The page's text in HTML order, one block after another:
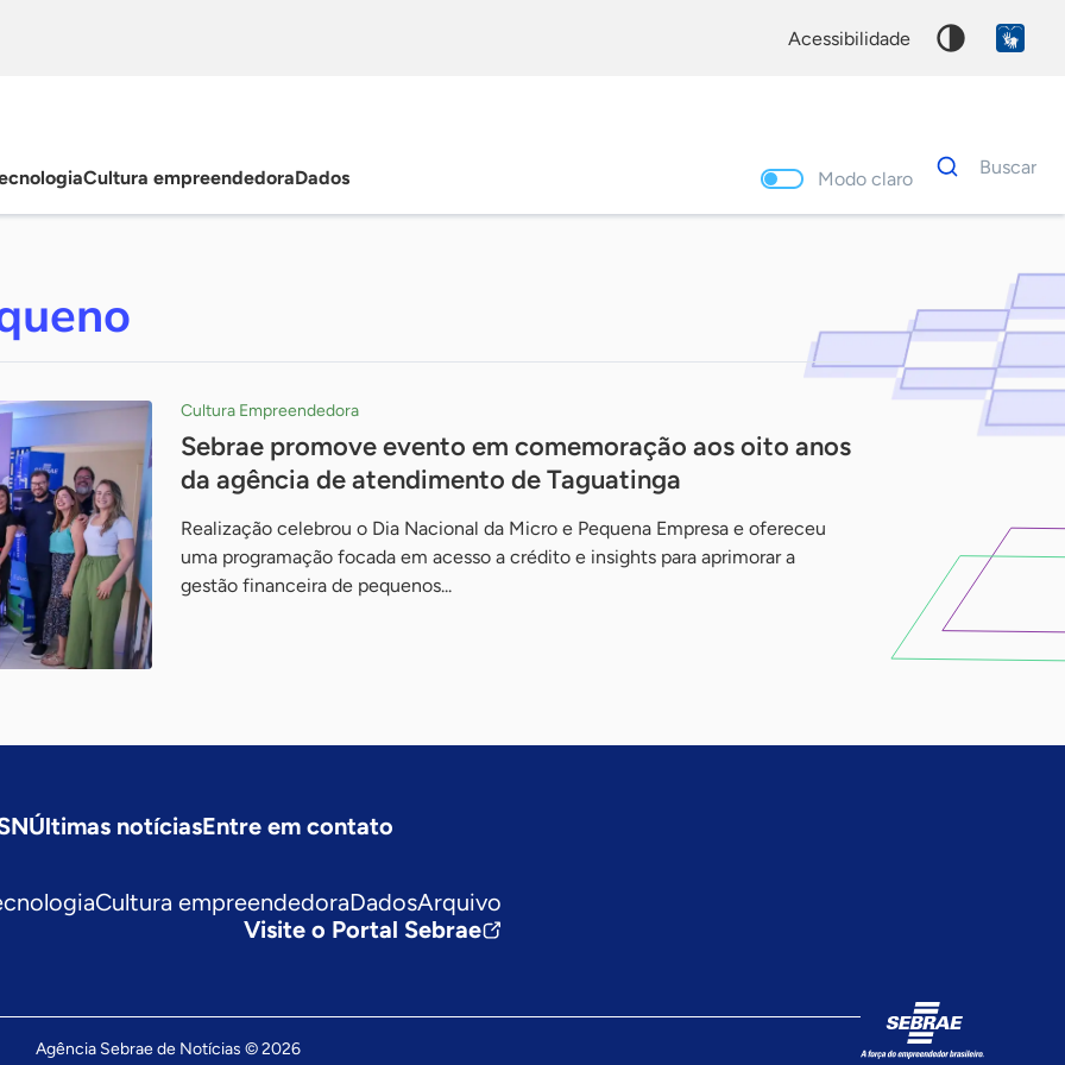
acessibilidade
Cultura empreendedoraDados Modo claro
Dados
para
Buscar
Cultura Empreendedora
Sebrae promove evento em comemoração aos oito anos
da agência de atendimento de Taguatinga
Realização celebrou o Dia Nacional da Micro e Pequena Empresa e ofereceu
uma programação focada em acesso a crédito e insights para aprimorar a
gestão financeira de pequenos...
Últimas notíciasEntre em contato
Cultura empreendedoraDadosArquivo
Visite o Portal Sebrae
Agência Sebrae de Notícias © 2026